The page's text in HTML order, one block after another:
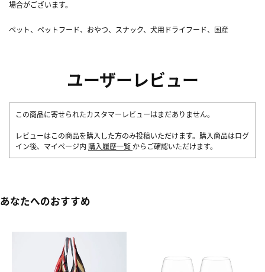
場合がございます。
ペット、ペットフード、おやつ、スナック、犬用ドライフード、国産
ユーザーレビュー
この商品に寄せられたカスタマーレビューはまだありません。
レビューはこの商品を購入した方のみ投稿いただけます。購入商品はログ
イン後、マイページ内 購入履歴一覧 からご確認いただけます。
あなたへのおすすめ